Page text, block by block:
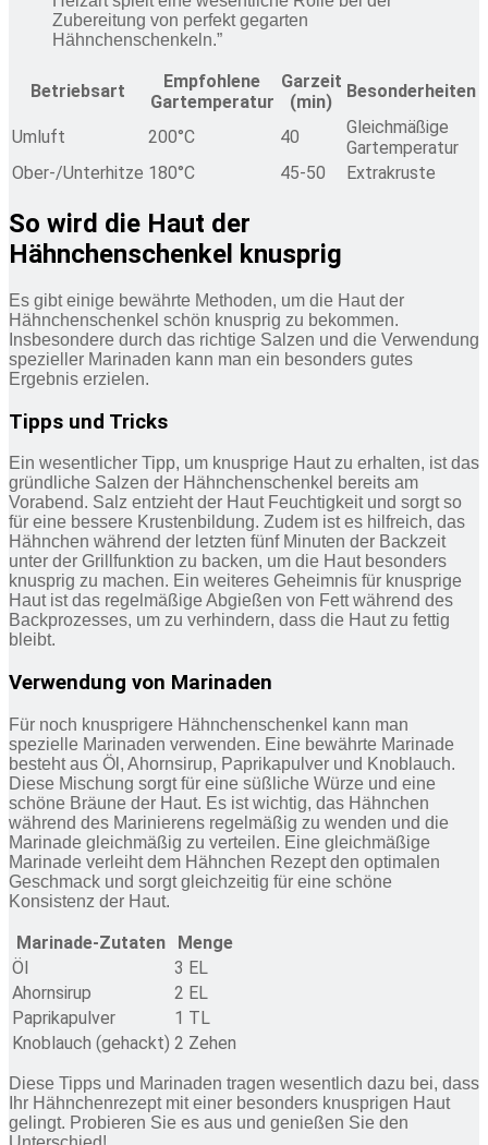
Zubereitung von perfekt gegarten
Hähnchenschenkeln.”
Betriebsart
Empfohlene
Gartemperatur
Garzeit
(min)
Besonderheiten
Umluft 200°C 40
Gleichmäßige
Gartemperatur
Ober-/Unterhitze 180°C 45-50 Extrakruste
So wird die Haut der
Hähnchenschenkel knusprig
Es gibt einige bewährte Methoden, um die Haut der
Hähnchenschenkel schön knusprig zu bekommen.
Insbesondere durch das richtige Salzen und die Verwendung
spezieller Marinaden kann man ein besonders gutes
Ergebnis erzielen.
Tipps und Tricks
Ein wesentlicher Tipp, um knusprige Haut zu erhalten, ist das
gründliche Salzen der Hähnchenschenkel bereits am
Vorabend. Salz entzieht der Haut Feuchtigkeit und sorgt so
für eine bessere Krustenbildung. Zudem ist es hilfreich, das
Hähnchen während der letzten fünf Minuten der Backzeit
unter der Grillfunktion zu backen, um die Haut besonders
knusprig zu machen. Ein weiteres Geheimnis für knusprige
Haut ist das regelmäßige Abgießen von Fett während des
Backprozesses, um zu verhindern, dass die Haut zu fettig
bleibt.
Verwendung von Marinaden
Für noch knusprigere Hähnchenschenkel kann man
spezielle Marinaden verwenden. Eine bewährte Marinade
besteht aus Öl, Ahornsirup, Paprikapulver und Knoblauch.
Diese Mischung sorgt für eine süßliche Würze und eine
schöne Bräune der Haut. Es ist wichtig, das Hähnchen
während des Marinierens regelmäßig zu wenden und die
Marinade gleichmäßig zu verteilen. Eine gleichmäßige
Marinade verleiht dem Hähnchen Rezept den optimalen
Geschmack und sorgt gleichzeitig für eine schöne
Konsistenz der Haut.
Marinade-Zutaten
Menge
Öl
3 EL
Ahornsirup
2 EL
Paprikapulver
1 TL
Knoblauch (gehackt) 2 Zehen
Diese Tipps und Marinaden tragen wesentlich dazu bei, dass
Ihr Hähnchenrezept mit einer besonders knusprigen Haut
gelingt. Probieren Sie es aus und genießen Sie den